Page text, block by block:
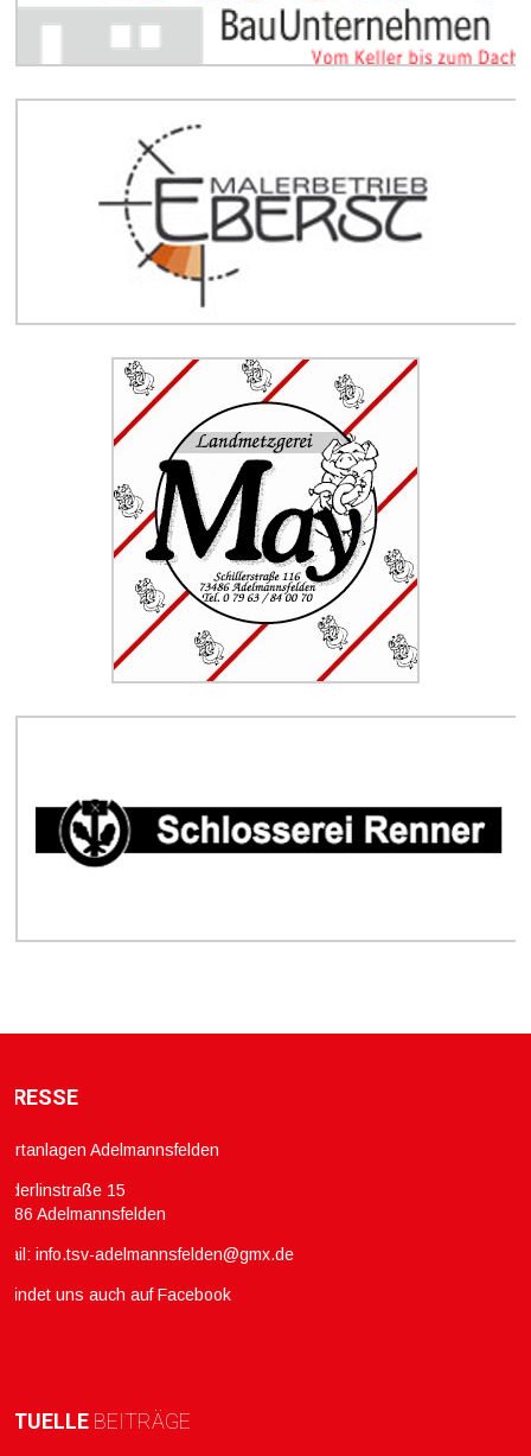
Adelmannsfelden
15
Adelmannsfelden
info.tsv-adelmannsfelden@gmx.de
findet uns auch auf Facebook
BEITRÄGE